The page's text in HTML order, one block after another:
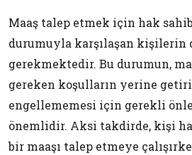
Maaş talep etmek için hak
durumuyla karşılaşan kişilerin
gerekmektedir. Bu durumun,
gereken koşulların yerine
engellememesi için gerekli
önemlidir. Aksi takdirde, kişi
bir maaşı talep etmeye